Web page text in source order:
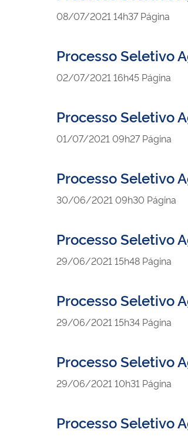
publicado
08/07/2021 14h37 Página
Processo Seletivo
publicado
02/07/2021 16h45 Página
Processo Seletivo
publicado
01/07/2021 09h27 Página
Processo Seletivo
publicado
30/06/2021 09h30 Página
Processo Seletivo
publicado
29/06/2021 15h48 Página
Processo Seletivo
publicado
29/06/2021 15h34 Página
Processo Seletivo
publicado
29/06/2021 10h31 Página
Processo Seletivo